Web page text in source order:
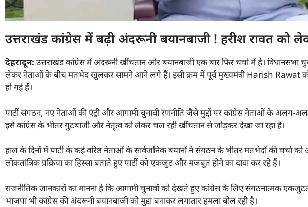
उत्तराखंड कांग्रेस में बढ़ी अंदरूनी बयानबाजी ! हरीश रावत को
देहरादून: उत्तराखंड कांग्रेस में अंदरूनी खींचतान और बयानबाजी एक बार फिर चर्चा में है। विधानसभा
लेकर नेताओं के बीच मतभेद खुलकर सामने आने लगे हैं। इसी क्रम में पूर्व मुख्यमंत्री Harish Rawat को
हो गई हैं।
पार्टी संगठन, नए नेताओं की एंट्री और आगामी चुनावी रणनीति जैसे मुद्दों पर कांग्रेस नेताओं के अलग-
इसे कांग्रेस के भीतर गुटबाजी और नेतृत्व को लेकर चल रही खींचतान से जोड़कर देखा जा रहा है।
हाल के दिनों में पार्टी के कई वरिष्ठ नेताओं के सार्वजनिक बयानों ने संगठन के भीतर मतभेदों की चर्चा को
लोकतांत्रिक प्रक्रिया का हिस्सा बताते हुए पार्टी को एकजुट और मजबूत होने का दावा कर रहे हैं।
राजनीतिक जानकारों का मानना है कि आगामी चुनावों को देखते हुए कांग्रेस के लिए संगठनात्मक
भाजपा भी कांग्रेस की अंदरूनी बयानबाजी को मुद्दा बनाकर लगातार हमला बोल रही है।